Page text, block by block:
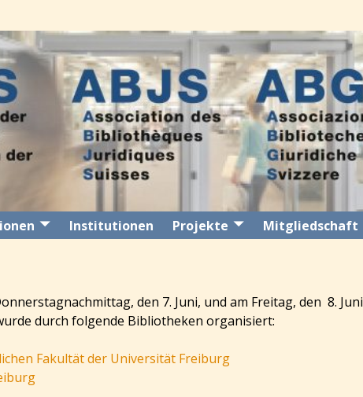
Institutionen Projekte Mitgliedschaft
den 7. Juni, und am Freitag, den 8. Juni
durch folgende Bibliotheken organisiert:
Fakultät der Universität Freiburg